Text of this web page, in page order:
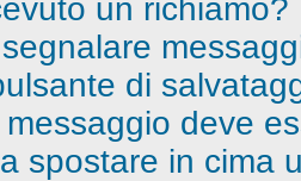
un richiamo?
di
deve
spostare in cima